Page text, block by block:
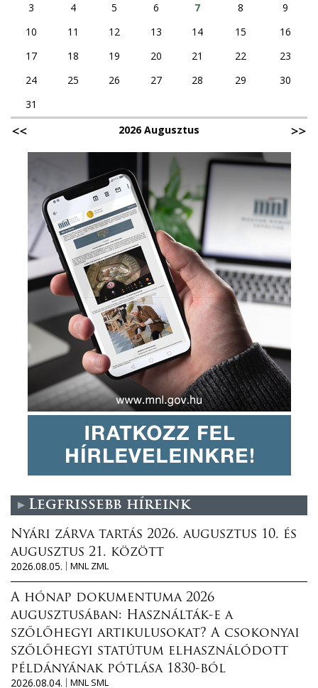
3
4 5 6 7 8
9
10
11 12 13 14 15
16
17
18 19 20 21 22
23
24
25 26 27 28 29
30
31
2026 Augusztus
Legfrissebb híreink
Nyári zárva tartás 2026. augusztus 10. és
augusztus 21. között
2026.08.05.
MNL ZML
A hónap dokumentuma 2026
augusztusában: Használták-e a
szőlőhegyi artikulusokat? A csokonyai
szőlőhegyi statútum elhasználódott
példányának pótlása 1830-ból
2026.08.04.
MNL SML